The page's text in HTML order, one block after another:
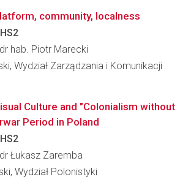
community, localness
HS2
hab. Piotr Marecki
Wydział Zarządzania i Komunikacji
Culture and "Colonialism without
Period in Poland
HS2
Łukasz Zaremba
Wydział Polonistyki